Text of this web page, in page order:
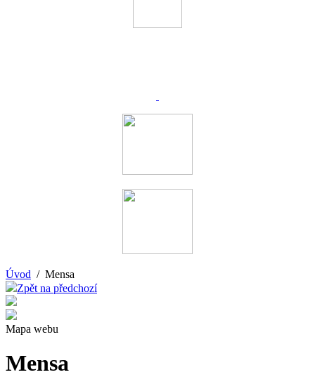
Úvod / Mensa
Zpět na předchozí
Mapa webu
Mensa